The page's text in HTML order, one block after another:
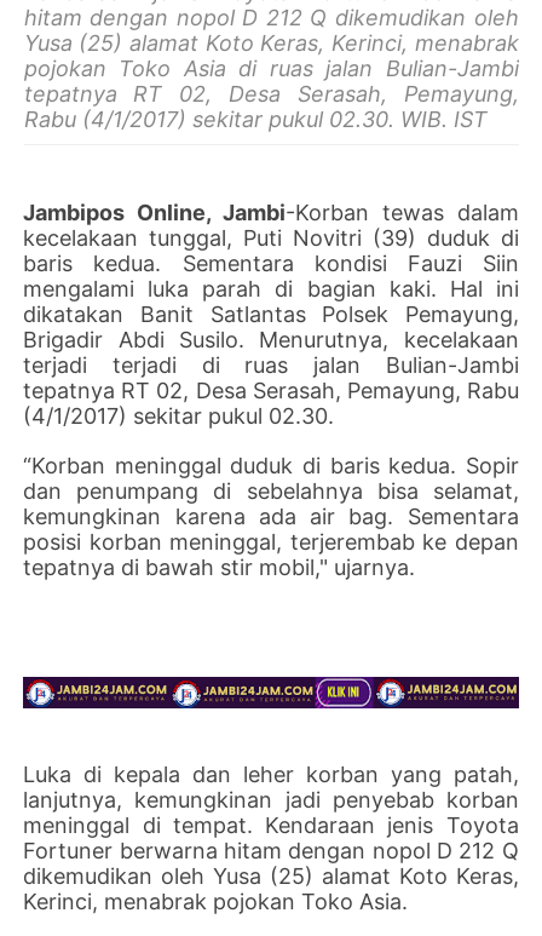
hitam dengan nopol D 212 Q dikemudikan oleh
Yusa (25) alamat Koto Keras, Kerinci, menabrak
pojokan Toko Asia di ruas jalan Bulian-Jambi
tepatnya RT 02, Desa Serasah, Pemayung,
Rabu (4/1/2017) sekitar pukul 02.30. WIB. IST
Jambipos Online, Jambi-Korban tewas dalam
kecelakaan tunggal, Puti Novitri (39) duduk di
baris kedua. Sementara kondisi Fauzi Siin
mengalami luka parah di bagian kaki. Hal ini
dikatakan Banit Satlantas Polsek Pemayung,
Brigadir Abdi Susilo. Menurutnya, kecelakaan
terjadi terjadi di ruas jalan Bulian-Jambi
tepatnya RT 02, Desa Serasah, Pemayung, Rabu
(4/1/2017) sekitar pukul 02.30.
“Korban meninggal duduk di baris kedua. Sopir
dan penumpang di sebelahnya bisa selamat,
kemungkinan karena ada air bag. Sementara
posisi korban meninggal, terjerembab ke depan
tepatnya di bawah stir mobil," ujarnya.
Luka di kepala dan leher korban yang patah,
lanjutnya, kemungkinan jadi penyebab korban
meninggal di tempat. Kendaraan jenis Toyota
Fortuner berwarna hitam dengan nopol D 212 Q
dikemudikan oleh Yusa (25) alamat Koto Keras,
Kerinci, menabrak pojokan Toko Asia.